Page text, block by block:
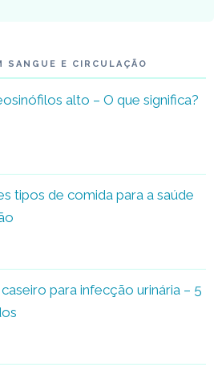
SANGUE E CIRCULAÇÃO
alto – O que significa?
tipos de comida para a saúde
para infecção urinária – 5